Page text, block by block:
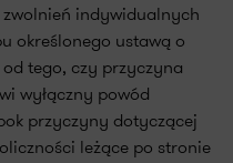
indywidualnych
określonego ustawą o
tego, czy przyczyna
wyłączny powód
przyczyny dotyczącej
leżące po stronie